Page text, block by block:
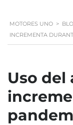
MOTORES UNO >
INCREMENTA
Uso del